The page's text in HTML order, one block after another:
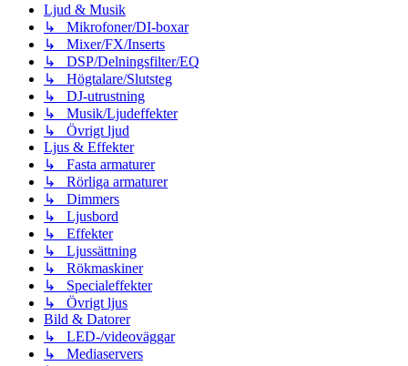
Ljud & Musik
↳ Mikrofoner/DI-boxar
↳ Mixer/FX/Inserts
↳ DSP/Delningsfilter/EQ
↳ Högtalare/Slutsteg
↳ DJ-utrustning
↳ Musik/Ljudeffekter
↳ Övrigt ljud
Ljus & Effekter
↳ Fasta armaturer
↳ Rörliga armaturer
↳ Dimmers
↳ Ljusbord
↳ Effekter
↳ Ljussättning
↳ Rökmaskiner
↳ Specialeffekter
↳ Övrigt ljus
Bild & Datorer
↳ LED-/videoväggar
↳ Mediaservers